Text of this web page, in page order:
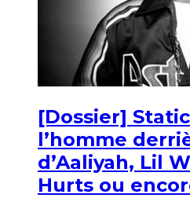
[Dossier]
l’homme
d’Aaliyah, Lil
Hurts ou